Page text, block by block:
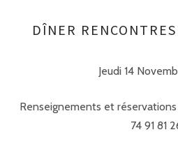
DÎNER
Jeudi 14
Renseignements et
74 91 81